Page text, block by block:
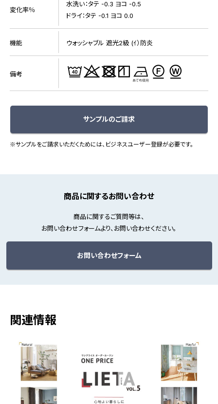
変化率％
水洗い：タテ -0.3 ヨコ -0.5
ドライ：タテ -0.1 ヨコ 0.0
機能 ウォッシャブル 遮光2級 (ｲ）防炎
備考
サンプルのご請求
※サンプルをご請求いただくためには、ビジネスユーザー登録が必要です。
商品に関するお問い合わせ
商品に関するご質問等は、
お問い合わせフォームより、お問い合わせください。
お問い合わせフォーム
関連情報